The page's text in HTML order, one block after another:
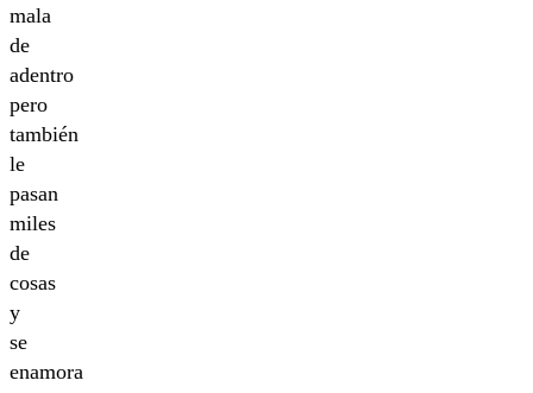
mala
de
adentro
pero
también
le
pasan
miles
de
cosas
y
se
enamora